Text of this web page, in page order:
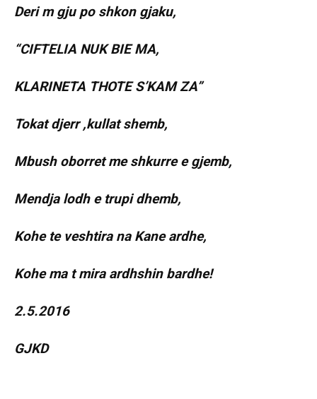
Deri m gju po shkon gjaku,
“CIFTELIA NUK BIE MA,
KLARINETA THOTE S’KAM ZA”
Tokat djerr ,kullat shemb,
Mbush oborret me shkurre e gjemb,
Mendja lodh e trupi dhemb,
Kohe te veshtira na Kane ardhe,
Kohe ma t mira ardhshin bardhe!
2.5.2016
GJKD